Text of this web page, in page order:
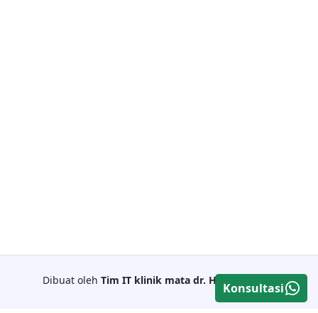
Dibuat oleh Tim IT klinik mata dr. Haryo
Konsultasi